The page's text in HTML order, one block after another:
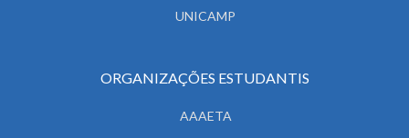
UNICAMP
ORGANIZAÇÕES ESTUDANTIS
AAAETA